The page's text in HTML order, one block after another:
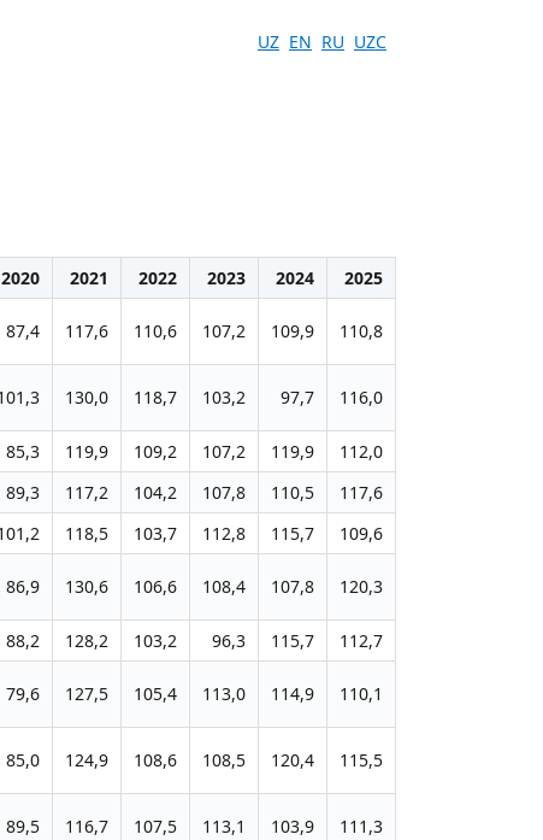
UZ EN RU UZC
2020 2021 2022 2023 2024
2025
87,4 117,6 110,6 107,2 109,9 110,8
130,0 118,7 103,2 97,7 116,0
85,3 119,9 109,2 107,2 119,9
112,0
89,3 117,2 104,2 107,8 110,5
117,6
118,5 103,7 112,8 115,7
109,6
86,9 130,6 106,6 108,4 107,8 120,3
88,2 128,2 103,2 96,3 115,7
112,7
79,6 127,5 105,4 113,0 114,9 110,1
85,0 124,9 108,6 108,5 120,4 115,5
89,5 116,7 107,5 113,1 103,9 111,3